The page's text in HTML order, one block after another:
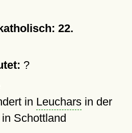
22.
?
in Leucharsin der
Schottland